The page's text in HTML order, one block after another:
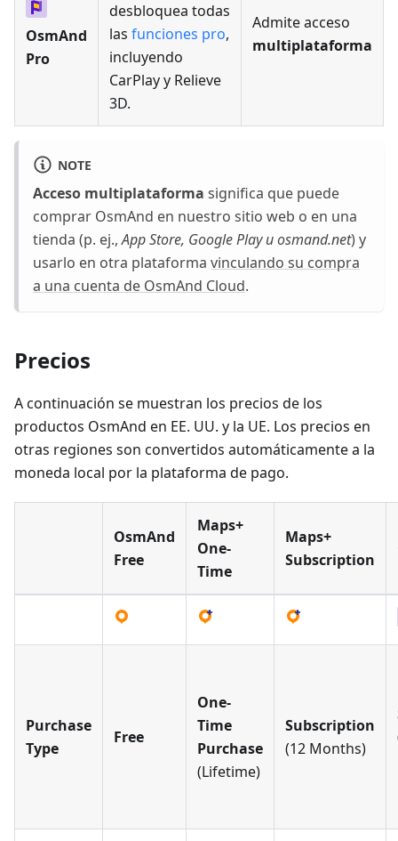
OsmAnd
Pro
desbloquea todas
las funciones pro,
incluyendo
CarPlay y Relieve
3D.
Admite acceso
multiplataforma
NOTE
Acceso multiplataforma significa que puede
comprar OsmAnd en nuestro sitio web o en una
tienda (p. ej.,App Store, Google Play u osmand.net) y
usarlo en otra plataforma vinculando su compra
a una cuenta de OsmAnd Cloud.
Precios
A continuación se muestran los precios de los
productos OsmAnd en EE. UU. y la UE. Los precios en
otras regiones son convertidos automáticamente a la
moneda local por la plataforma de pago.
OsmAnd
Free
Maps+
One-
Time
Maps+
Subscription
Purchase
Type
Free
One-
Time
Purchase
(Lifetime)
Subscription
(12 Months)